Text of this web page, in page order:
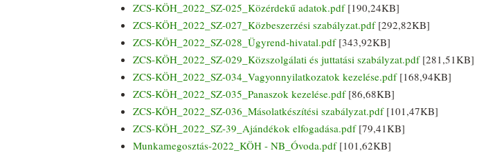
ZCS-KÖH_2022_SZ-025_Közérdekű adatok.pdf[190,24KB]
ZCS-KÖH_2022_SZ-027_Közbeszerzési szabályzat.pdf[292,82KB]
ZCS-KÖH_2022_SZ-028_Ügyrend-hivatal.pdf[343,92KB]
ZCS-KÖH_2022_SZ-029_Közszolgálati és juttatási szabályzat.pdf[281,51KB]
ZCS-KÖH_2022_SZ-034_Vagyonnyilatkozatok kezelése.pdf[168,94KB]
ZCS-KÖH_2022_SZ-035_Panaszok kezelése.pdf[86,68KB]
ZCS-KÖH_2022_SZ-036_Másolatkészítési szabályzat.pdf[101,47KB]
ZCS-KÖH_2022_SZ-39_Ajándékok elfogadása.pdf[79,41KB]
Munkamegosztás-2022_KÖH - NB_Óvoda.pdf[101,62KB]